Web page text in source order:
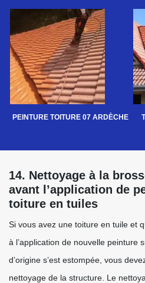
PEINTURE TOITURE 07 ARDÈCHE
14. Nettoyage à la
avant l’application de
toiture en tuiles
Si vous avez une toiture en tuile et
à l’application de nouvelle peinture
d’origine s’est estompée, vous
nettoyage de la structure. Le